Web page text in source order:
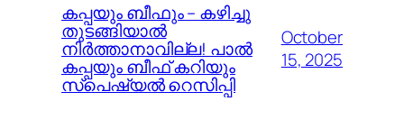
കപ്പയും ബീഫും – കഴിച്ചു
തുടങ്ങിയാൽ
നിർത്താനാവില്ല! പാൽ
കപ്പയും ബീഫ് കറിയും
സ്പെഷ്യൽ റെസിപ്പി
October
15, 2025